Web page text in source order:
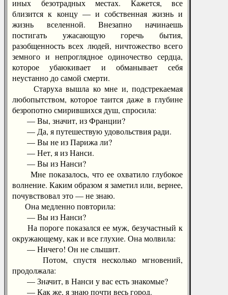
иных безотрадных местах. Кажется, все
близится к концу — и собственная жизнь и
жизнь вселенной. Внезапно начинаешь
постигать ужасающую горечь бытия,
разобщенность всех людей, ничтожество всего
земного и непроглядное одиночество сердца,
которое убаюкивает и обманывает себя
неустанно до самой смерти.
Старуха вышла ко мне и, подстрекаемая
любопытством, которое таится даже в глубине
безропотно смирившихся душ, спросила:
— Вы, значит, из Франции?
— Да, я путешествую удовольствия ради.
— Вы не из Парижа ли?
— Нет, я из Нанси.
— Вы из Нанси?
Мне показалось, что ее охватило глубокое
волнение. Каким образом я заметил или, вернее,
почувствовал это — не знаю.
Она медленно повторила:
— Вы из Нанси?
На пороге показался ее муж, безучастный к
окружающему, как и все глухие. Она молвила:
— Ничего! Он не слышит.
Потом, спустя несколько мгновений,
продолжала:
— Значит, в Нанси у вас есть знакомые?
— Как же, я знаю почти весь город.